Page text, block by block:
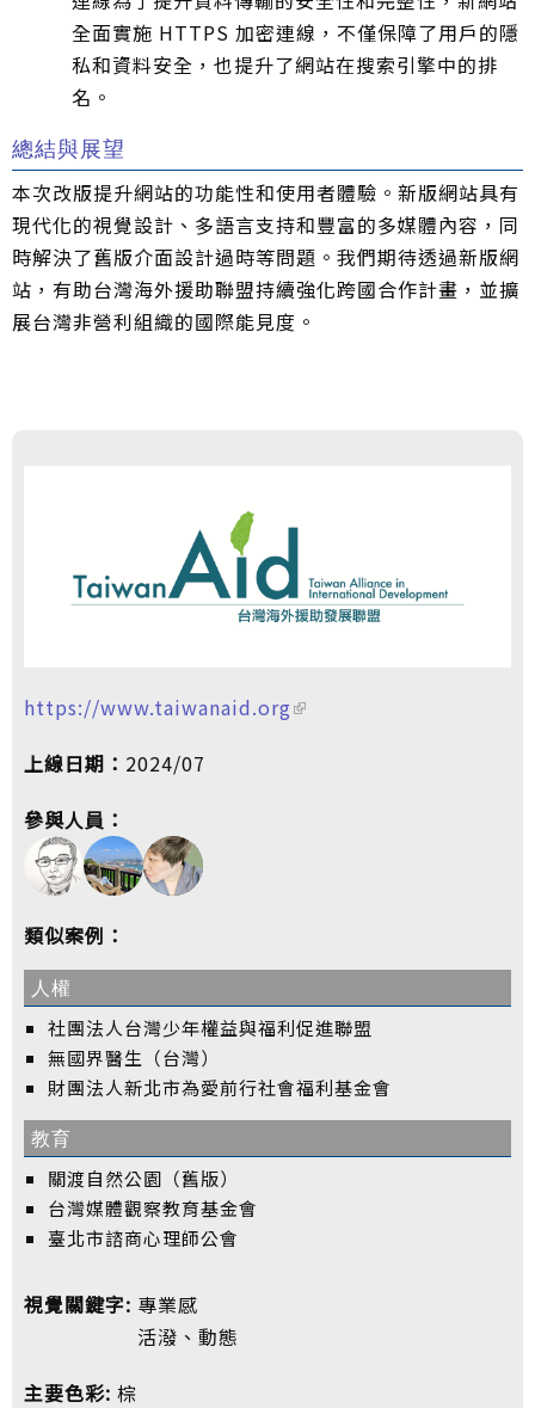
全面實施 HTTPS 加密連線，不僅保障了用戶的隱
私和資料安全，也提升了網站在搜索引擎中的排
名。
總結與展望
本次改版提升網站的功能性和使用者體驗。新版網站具有
現代化的視覺設計、多語言支持和豐富的多媒體內容，同
時解決了舊版介面設計過時等問題。我們期待透過新版網
站，有助台灣海外援助聯盟持續強化跨國合作計畫，並擴
展台灣非營利組織的國際能見度。
https://www.taiwanaid.org
上線日期： 2024/07
參與人員：
類似案例：
人權
社團法人台灣少年權益與福利促進聯盟
無國界醫生（台灣）
財團法人新北市為愛前行社會福利基金會
教育
關渡自然公園（舊版）
台灣媒體觀察教育基金會
臺北市諮商心理師公會
視覺關鍵字: 專業感
活潑、動態
主要色彩: 棕